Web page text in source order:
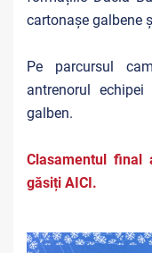
cartonașe galbene
Pe parcursul
antrenorul
galben.
Clasamentul
găsiți AICI.